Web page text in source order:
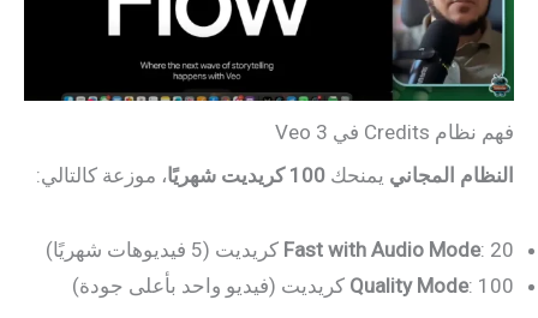
فهم نظام Credits في Veo 3
النظام المجاني يمنحك 100 كريديت شهريًا ، موزعة كالتالي:
Fast with Audio Mode: 20 كريديت (5 فيديوهات شهريًا)
Quality Mode: 100 كريديت (فيديو واحد بأعلى جودة)